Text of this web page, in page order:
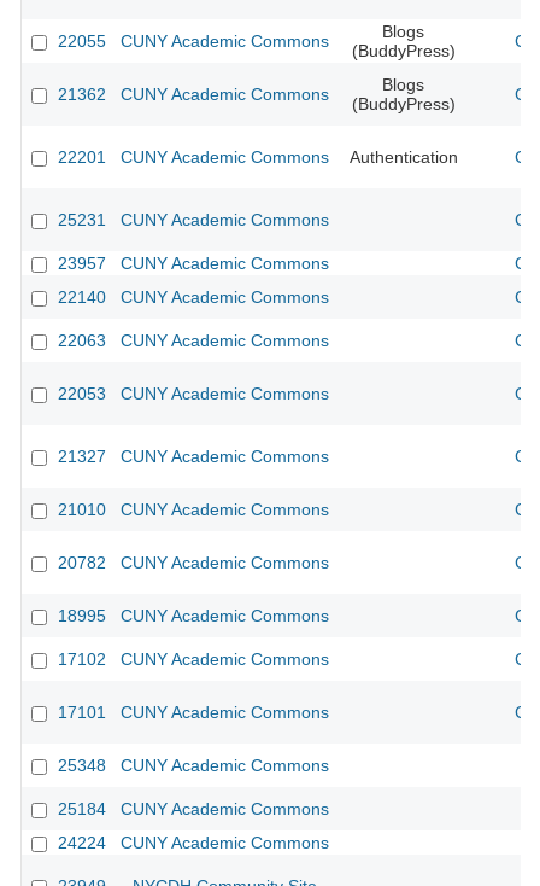
22055 CUNY Academic Commons
Blogs
(BuddyPress)
21362 CUNY Academic Commons
Blogs
(BuddyPress)
22201 CUNY Academic Commons Authentication
25231 CUNY Academic Commons
23957 CUNY Academic Commons
22140
CUNY Academic Commons
22063 CUNY Academic Commons
22053 CUNY Academic Commons
21327 CUNY Academic Commons
21010 CUNY Academic Commons
20782 CUNY Academic Commons
18995 CUNY Academic Commons
17102 CUNY Academic Commons
17101 CUNY Academic Commons
25348 CUNY Academic Commons
25184
CUNY Academic Commons
24224
CUNY Academic Commons